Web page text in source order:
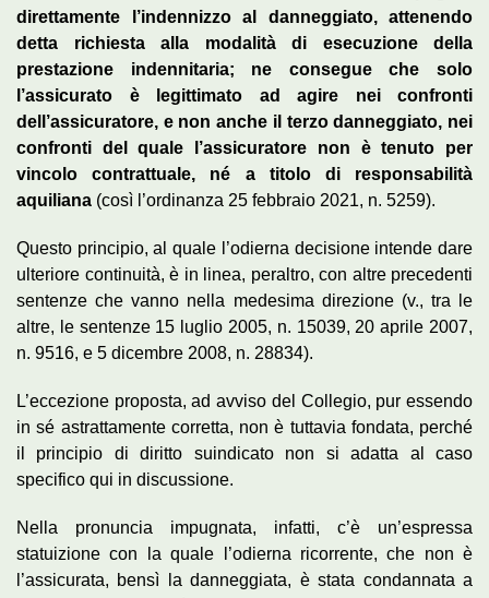
direttamente l’indennizzo al danneggiato, attenendo
detta richiesta alla modalità di esecuzione della
prestazione indennitaria; ne consegue che solo
l’assicurato è legittimato ad agire nei confronti
dell’assicuratore, e non anche il terzo danneggiato, nei
confronti del quale l’assicuratore non è tenuto per
vincolo contrattuale, né a titolo di responsabilità
aquiliana (così l’ordinanza 25 febbraio 2021, n. 5259).
Questo principio, al quale l’odierna decisione intende dare
ulteriore continuità, è in linea, peraltro, con altre precedenti
sentenze che vanno nella medesima direzione (v., tra le
altre, le sentenze 15 luglio 2005, n. 15039, 20 aprile 2007,
n. 9516, e 5 dicembre 2008, n. 28834).
L’eccezione proposta, ad avviso del Collegio, pur essendo
in sé astrattamente corretta, non è tuttavia fondata, perché
il principio di diritto suindicato non si adatta al caso
specifico qui in discussione.
Nella pronuncia impugnata, infatti, c’è un’espressa
statuizione con la quale l’odierna ricorrente, che non è
l’assicurata, bensì la danneggiata, è stata condannata a